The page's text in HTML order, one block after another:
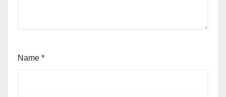
Name *